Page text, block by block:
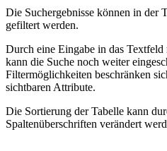
Die Suchergebnisse können in der
gefiltert werden.
Durch eine Eingabe in das
kann die Suche noch weiter
Filtermöglichkeiten beschränken
sichtbaren Attribute.
Die Sortierung der Tabelle kann
Spaltenüberschriften verändert